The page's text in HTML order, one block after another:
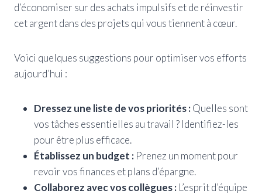
d’économiser sur des achats impulsifs et de réinvestir
cet argent dans des projets qui vous tiennent à cœur.
Voici quelques suggestions pour optimiser vos efforts
aujourd’hui :
Dressez une liste de vos priorités :Quelles sont
vos tâches essentielles au travail ? Identifiez-les
pour être plus efficace.
Établissez un budget : Prenez un moment pour
revoir vos finances et plans d’épargne.
Collaborez avec vos collègues : L’esprit d’équipe